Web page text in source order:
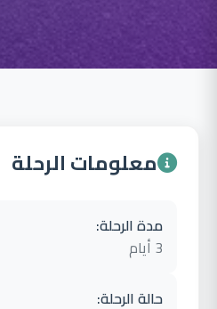
معلومات الرحلة
مدة الرحلة:
3 أيام
حالة الرحلة: